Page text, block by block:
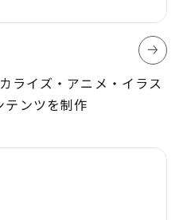
ライズ・アニメ・イラス
テンツを制作